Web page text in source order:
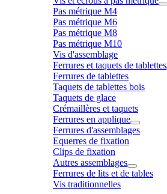
Pas métrique M4
Pas métrique M6
Pas métrique M8
Pas métrique M10
Vis d'assemblage
Ferrures et taquets de tablettes
Ferrures de tablettes
Taquets de tablettes bois
Taquets de glace
Crémaillères et taquets
Ferrures en applique
Ferrures d'assemblages
Equerres de fixation
Clips de fixation
Autres assemblages
Ferrures de lits et de tables
Vis traditionnelles